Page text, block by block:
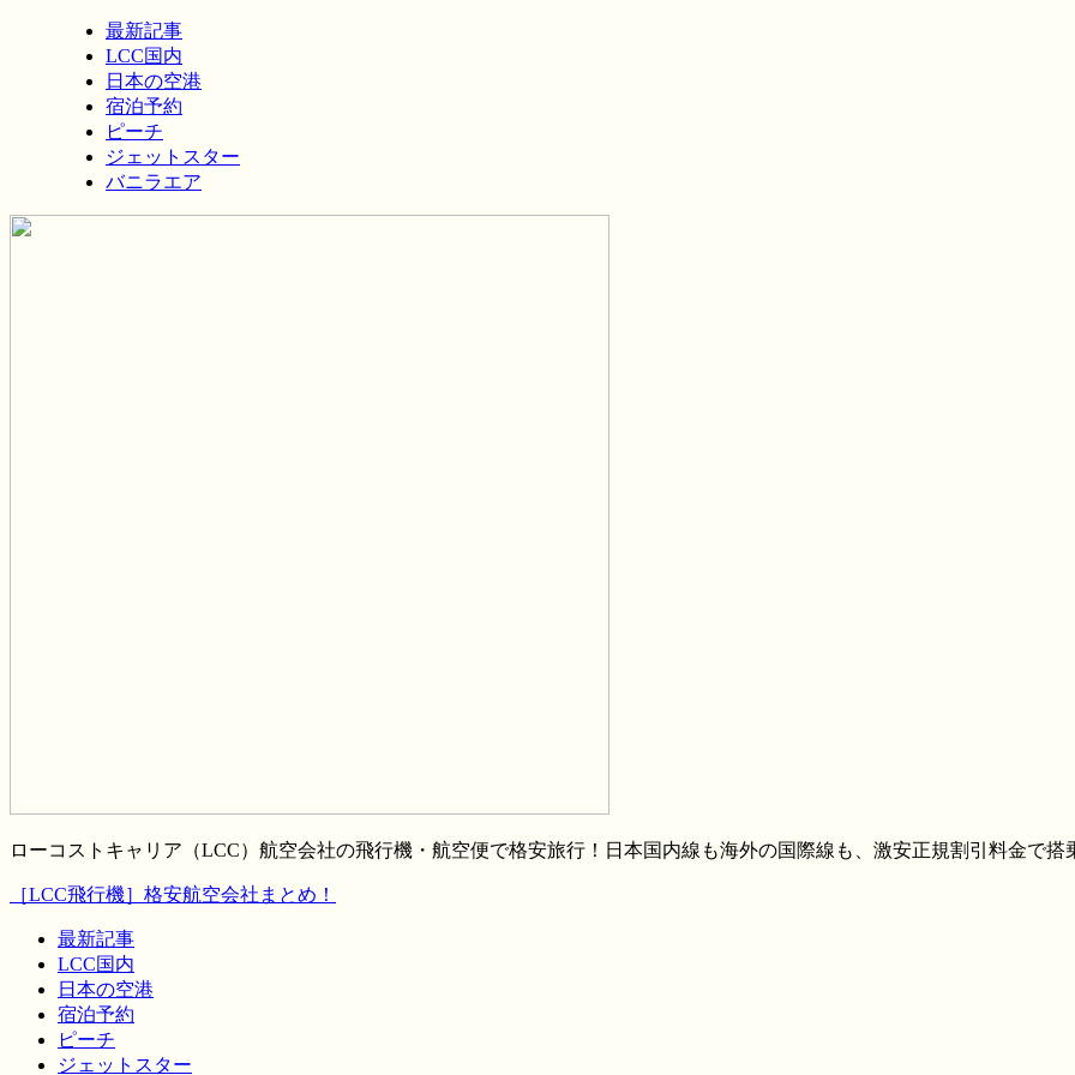
最新記事
LCC国内
日本の空港
宿泊予約
ピーチ
ジェットスター
バニラエア
ローコストキャリア（LCC）航空会社の飛行機・航空便で格安旅行！日本国内線も海外の国際線も、激安正規割引料金で搭
［LCC飛行機］格安航空会社まとめ！
最新記事
LCC国内
日本の空港
宿泊予約
ピーチ
ジェットスター